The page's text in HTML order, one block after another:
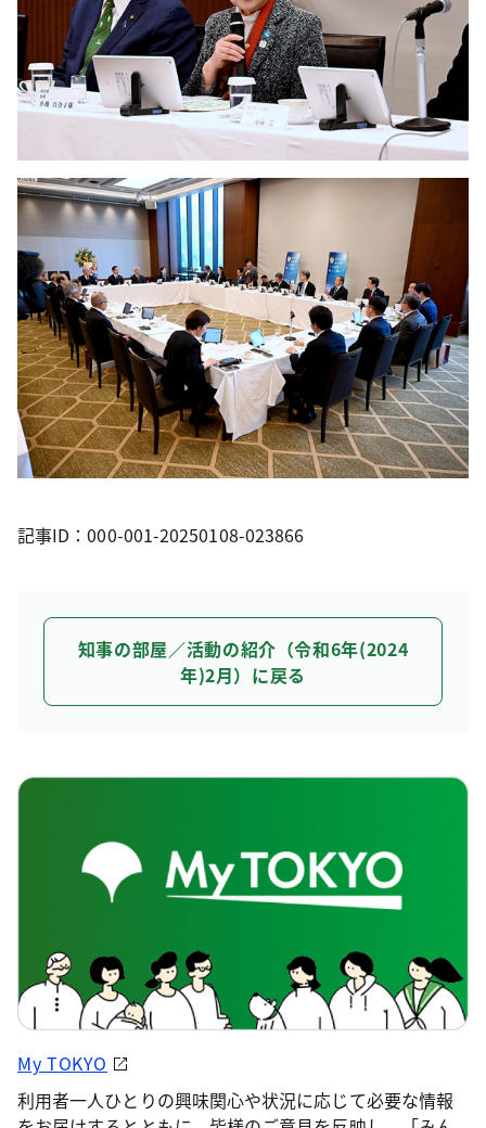
記事ID：000-001-20250108-023866
知事の部屋／活動の紹介（令和6年(2024
年)2月）に戻る
My TOKYO
利用者一人ひとりの興味関心や状況に応じて必要な情報